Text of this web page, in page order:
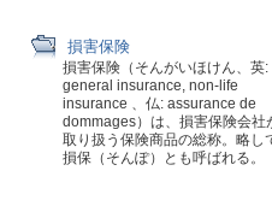
損害保険
損害保険（そんがいほけん、英:
general insurance, non-life
insurance 、仏: assurance de
dommages）は、損害保険会社
取り扱う保険商品の総称。略し
損保（そんぽ）とも呼ばれる。